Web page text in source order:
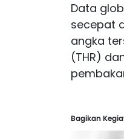
Data
secepat
angka
(THR)
Bagikan